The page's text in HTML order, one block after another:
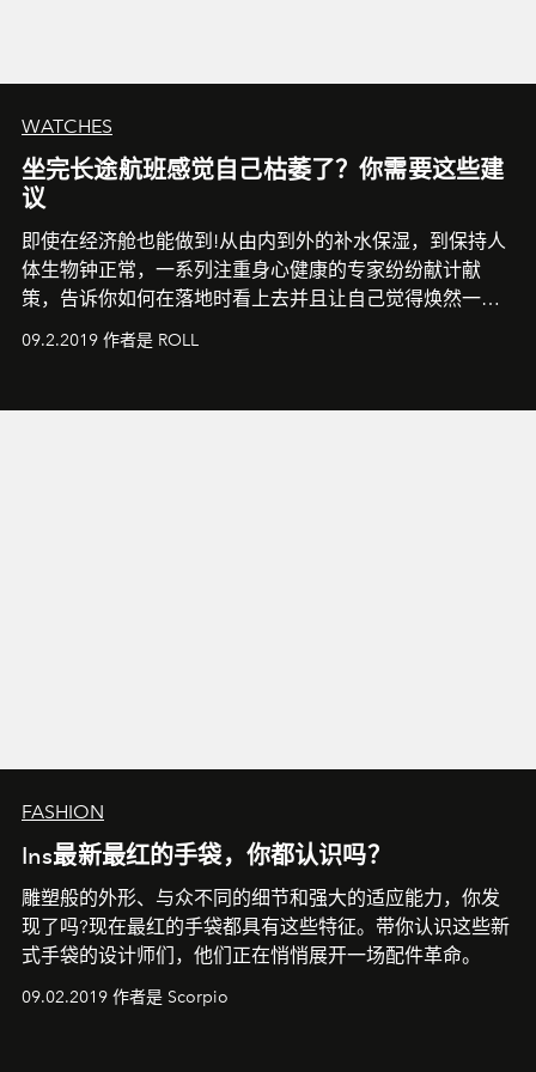
WATCHES
坐完长途航班感觉自己枯萎了？你需要这些建
议
即使在经济舱也能做到!从由内到外的补水保湿，到保持人
体生物钟正常，一系列注重身心健康的专家纷纷献计献
策，告诉你如何在落地时看上去并且让自己觉得焕然一
09.2.2019 作者是 ROLL
FASHION
Ins最新最红的手袋，你都认识吗？
雕塑般的外形、与众不同的细节和强大的适应能力，你发
现了吗?现在最红的手袋都具有这些特征。带你认识这些新
式手袋的设计师们，他们正在悄悄展开一场配件革命。
09.02.2019 作者是 Scorpio